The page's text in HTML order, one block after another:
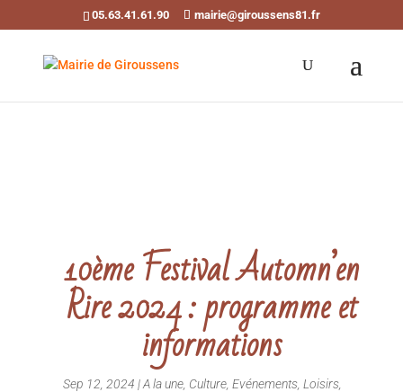
Ouvrir la barre d’outils
05.63.41.61.90 mairie@giroussens81.fr
10ème Festival Automn’en
Rire 2024 : programme et
informations
Sep 12, 2024 |A la une, Culture, Evénements, Loisirs,